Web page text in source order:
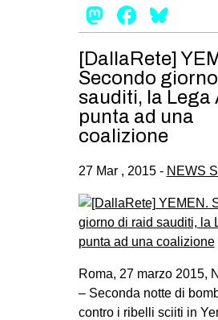
Mastodon
[DallaRete]
Secondo
sauditi, la Lega
punta ad una
coalizione
27 Mar , 2015 - NEWS
Roma, 27 marzo 2015,
– Seconda notte di
contro i ribelli sciiti in